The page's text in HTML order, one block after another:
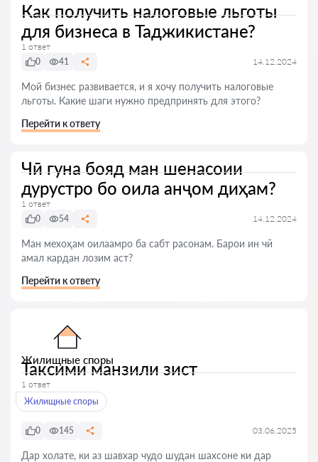
Как получить налоговые льготы
для бизнеса в Таджикистане?
1 ответ
0
41 14.12.2024
Мой бизнес развивается, и я хочу получить налоговые
льготы. Какие шаги нужно предпринять для этого?
Перейти к ответу
Чӣ гуна бояд ман шенасоии
дурустро бо оила анҷом диҳам?
1 ответ
0
54 14.12.2024
Ман мехоҳам оилаамро ба сабт расонам. Барои ин чӣ
амал кардан лозим аст?
Перейти к ответу
Жилищные споры
Таксими манзили зист
1 ответ
Жилищные споры
0 145 03.06.2025
Дар холате, ки аз шавхар чудо шудан шахсоне ки дар